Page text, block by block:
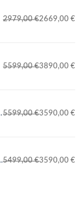
2979,00€2669,00 €
5599,00€3890,00 €
20255599,00€3590,00 €
20255499,00€3590,00 €